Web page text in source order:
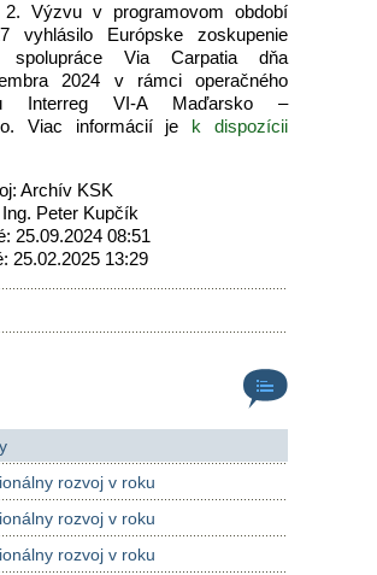
2. Výzvu v programovom období
vyhlásilo Európske zoskupenie
spolupráce Via Carpatia dňa
2024 v rámci operačného
Interreg VI-A Maďarsko –
Viac informácií je k dispozícii
Archív KSK
Peter Kupčík
25.09.2024 08:51
25.02.2025 13:29
rozvoj v roku
rozvoj v roku
rozvoj v roku